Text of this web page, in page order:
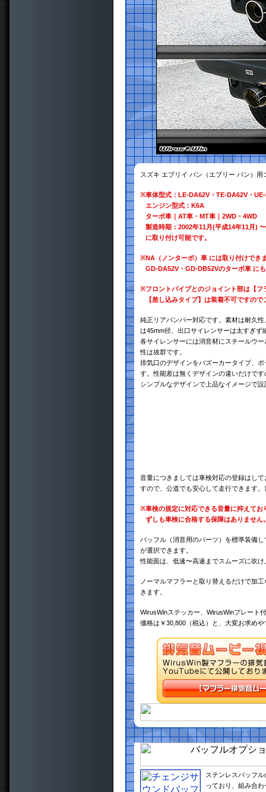
スズキ エブリイ バン（エブリー バン）
※車体型式：LE-DA62V・TE-DA62V・
エンジン型式：K6A
ターボ車｜AT車・MT車｜2WD・4WD
製造時期：2002年11月(平成14年11月)
に取り付け可能です。
※NA（ノンターボ）車 には取り付けでき
GD-DA52V・GD-DB52Vのターボ車 に
※フロントパイプとのジョイント部は【
【差し込みタイプ】は装着不可ですの
純正リアバンパー対応です。素材は耐久
は45mm径、出口サイレンサーは太すぎ
各サイレンサーには消音材にスチールウ
性は抜群です。
排気口のデザインをバズーカータイプ、
す。性能差は無くデザインの違いだけで
シンプルなデザインで上品なイメージで
音量につきましては車検対応の登録はし
すので、公道でも安心して走行できます
※車検の規定に対応できる音量に抑えて
ずしも車検に合格する保障はありませ
バッフル（消音用のパーツ）を標準装備
が選択できます。
性能面は、低速〜高速までスムーズに吹
ノーマルマフラーと取り替えるだけで加
きます。
WirusWinステッカー、WirusWinプレート
価格は￥30,800（税込）と、大変お求め
ステンレスバッフ
っており、組み合